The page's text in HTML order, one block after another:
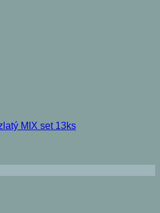
MIX set 13ks